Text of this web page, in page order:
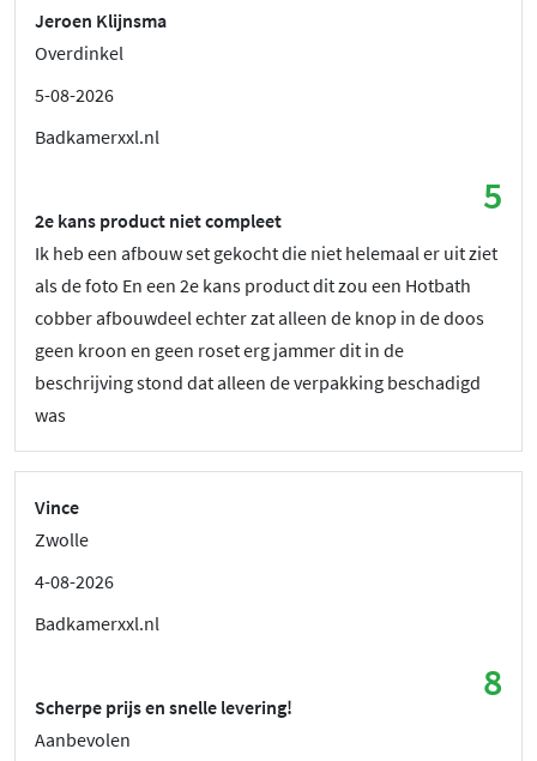
Jeroen Klijnsma
Overdinkel
5-08-2026
Badkamerxxl.nl
5
2e kans product niet compleet
Ik heb een afbouw set gekocht die niet helemaal er uit ziet
als de foto En een 2e kans product dit zou een Hotbath
cobber afbouwdeel echter zat alleen de knop in de doos
geen kroon en geen roset erg jammer dit in de
beschrijving stond dat alleen de verpakking beschadigd
was
Vince
Zwolle
4-08-2026
Badkamerxxl.nl
8
Scherpe prijs en snelle levering!
Aanbevolen